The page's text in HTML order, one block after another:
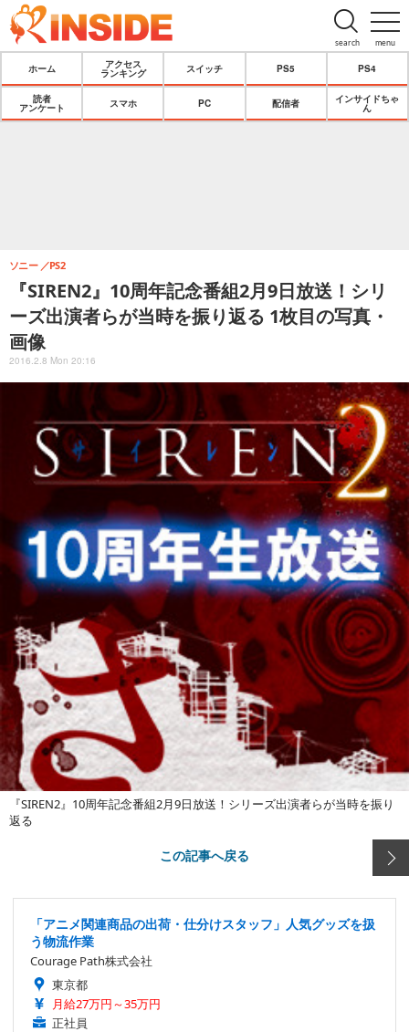
menu
search
ホーム
アクセス
ランキング
スイッチ PS5 PS4
読者
アンケート
スマホ PC 配信者
インサイドちゃ
ん
『SIREN2』10周年記念番組2月9日放送！シリ
ーズ出演者らが当時を振り返る 1枚目の写真・
画像
ソニー PS2
2016.2.8 Mon 20:16
『SIREN2』10周年記念番組2月9日放送！シリーズ出演者らが当時を振り
返る
この記事へ戻る
「アニメ関連商品の出荷・仕分けスタッフ」人気グッズを扱
う物流作業
Courage Path株式会社
東京都
月給27万円～35万円
正社員